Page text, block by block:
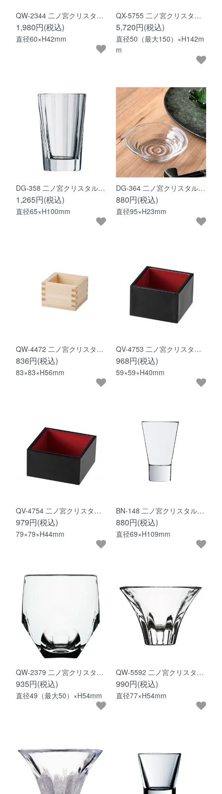
QW-2344 二ノ宮クリスタ…
1,980円(税込)
直径60×H42mm
QX-5755 二ノ宮クリスタ…
5,720円(税込)
直径50（最大150）×H142m
m
DG-358 二ノ宮クリスタル…
1,265円(税込)
直径65×H100mm
DG-364 二ノ宮クリスタル…
880円(税込)
直径95×H23mm
QW-4472 二ノ宮クリスタ…
836円(税込)
83×83×H56mm
QV-4753 二ノ宮クリスタ…
968円(税込)
59×59×H40mm
QV-4754 二ノ宮クリスタ…
979円(税込)
79×79×H44mm
BN-148 二ノ宮クリスタル…
880円(税込)
直径69×H109mm
QW-2379 二ノ宮クリスタ…
935円(税込)
直径49（最大50）×H54mm
QW-5592 二ノ宮クリスタ…
990円(税込)
直径77×H54mm